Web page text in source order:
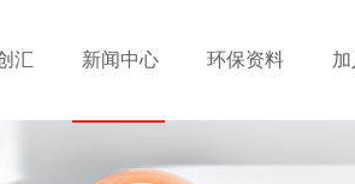
汇 新闻中心 环保资料